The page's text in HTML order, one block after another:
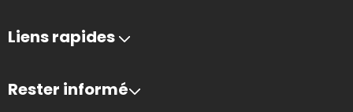
Liens rapides
Rester informé